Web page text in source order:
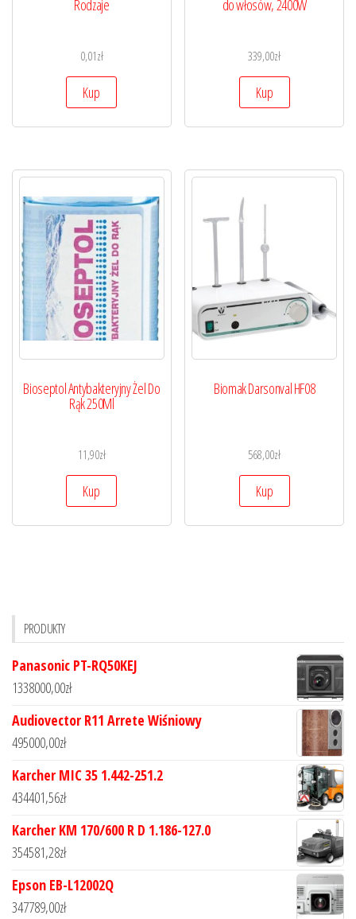
Rodzaje
0,01zł
Kup
do włosów, 2400W
339,00zł
Kup
Bioseptol Antybakteryjny Żel Do
Rąk 250Ml
11,90zł
Kup
Biomak Darsonval HF08
568,00zł
Kup
PRODUKTY
Panasonic PT-RQ50KEJ
1338000,00zł
Audiovector R11 Arrete Wiśniowy
495000,00zł
Karcher MIC 35 1.442-251.2
434401,56zł
Karcher KM 170/600 R D 1.186-127.0
354581,28zł
Epson EB-L12002Q
347789,00zł